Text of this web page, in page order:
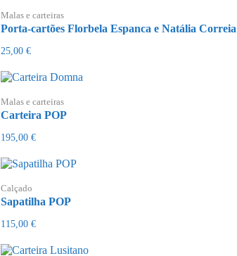
Malas e carteiras
Porta-cartões Florbela Espanca e Natália Correia
25,00 €
Malas e carteiras
Carteira POP
195,00 €
Calçado
Sapatilha POP
115,00 €